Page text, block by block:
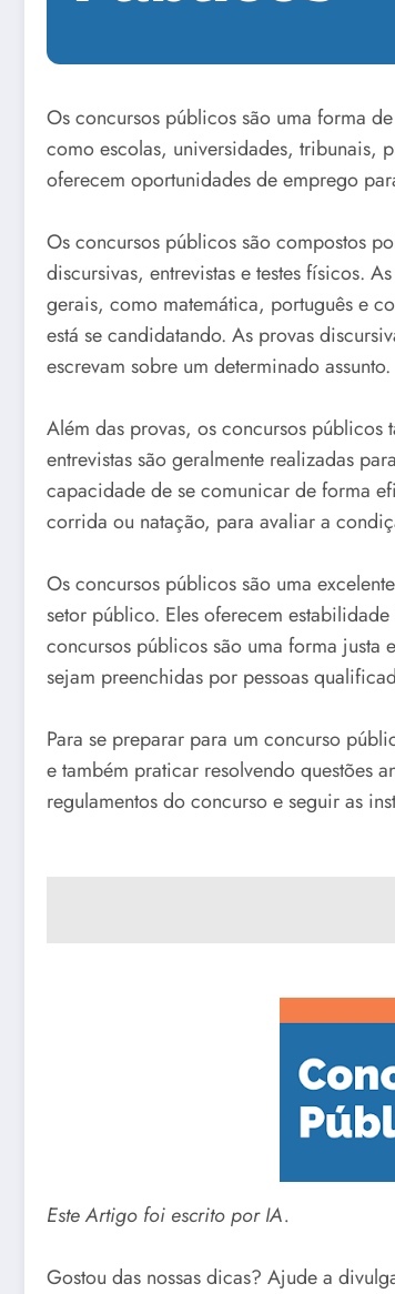
Os concursos públicos são uma forma
como escolas, universidades, tribunais,
oferecem oportunidades de emprego
Os concursos públicos são compostos
discursivas, entrevistas e testes físicos.
gerais, como matemática, português e
está se candidatando. As provas
escrevam sobre um determinado assunto.
Além das provas, os concursos públicos
entrevistas são geralmente realizadas
capacidade de se comunicar de forma
corrida ou natação, para avaliar a
Os concursos públicos são uma
setor público. Eles oferecem
concursos públicos são uma forma
sejam preenchidas por pessoas
Para se preparar para um concurso
e também praticar resolvendo questões
regulamentos do concurso e seguir as
Este Artigo foi escrito por IA.
Gostou das nossas dicas? Ajude a